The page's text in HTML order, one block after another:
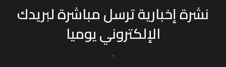
نشرة إخبارية ترسل مباشرة لبريدك
الإلكتروني يوميا
.